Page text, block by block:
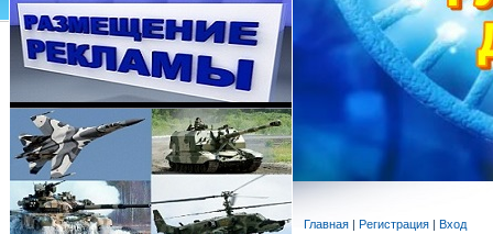
Главная | Регистрация | Вход